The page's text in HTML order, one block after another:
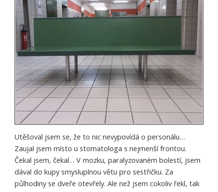
Utěšoval jsem se, že to nic nevypovídá o personálu…
Zaujal jsem místo u stomatologa s nejmenší frontou.
Čekal jsem, čekal… V mozku, paralyzovaném bolestí, jsem
dával do kupy smysluplnou větu pro sestřičku. Za
půlhodiny se dveře otevřely. Ale než jsem cokoliv řekl, tak